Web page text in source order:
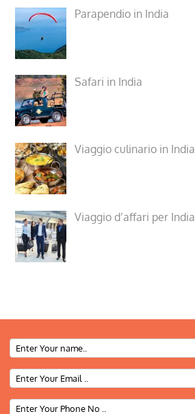
Parapendio in India
Safari in India
Viaggio culinario in India
Viaggio d’affari per India